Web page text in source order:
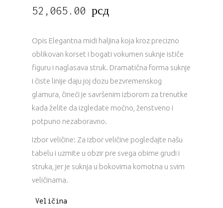
52,065.00 рсд
Opis Elegantna midi haljina koja kroz precizno
oblikovan korset i bogati vokumen suknje ističe
figuru i naglasava struk. Dramatična forma suknje
i čiste linije daju joj dozu bezvremenskog
glamura, čineći je savršenim izborom za trenutke
kada želite da izgledate moćno, ženstveno i
potpuno nezaboravno.
Izbor veličine: Za izbor veličine pogledajte našu
tabelu i uzmite u obzir pre svega obime grudi i
struka, jer je suknja u bokovima komotna u svim
veličinama.
Veličina